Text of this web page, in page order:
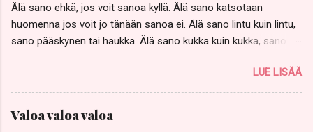
Älä sano ehkä, jos voit sanoa kyllä. Älä sano katsotaan
huomenna jos voit jo tänään sanoa ei. Älä sano lintu kuin lintu,
sano pääskynen tai haukka. Älä sano kukka kuin kukka, sano
no olkoon, jos voikukista aletaan keittää heikoille keittoa ja
kissankelloilla halutaan soittaa muurahaisillekin sapeli kouraan.
Älä sano, samapa tuo, silläkin uhalla että sinut heitetään vailla
vettä ja paitaa, pimeään, kylmään. Älä pelkää yksinäisyyttä, ehkä
LUE LISÄÄ
Valoa valoa valoa